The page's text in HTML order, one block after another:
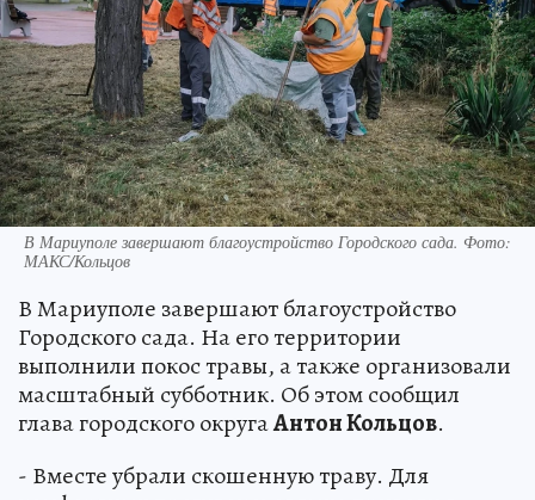
В Мариуполе завершают благоустройство Городского сада. Фото:
МАКС/Кольцов
В Мариуполе завершают благоустройство
Городского сада. На его территории
выполнили покос травы, а также организовали
масштабный субботник. Об этом сообщил
глава городского округаАнтон Кольцов.
- Вместе убрали скошенную траву. Для